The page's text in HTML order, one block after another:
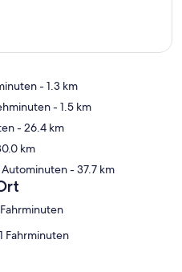
Karte
- 1.3 km
- 1.5 km
- 26.4 km
km
Autominuten- 37.7 km
Fahrminuten